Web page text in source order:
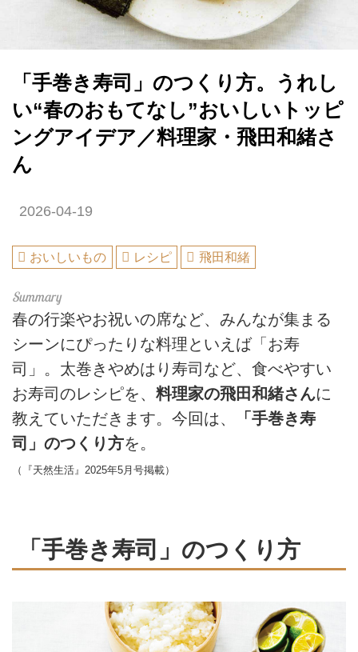
「手巻き寿司」のつくり方。うれし
い“春のおもてなし”おいしいトッピ
ングアイデア／料理家・飛田和緒さ
ん
2026-04-19
おいしいもの レシピ 飛田和緒
春の行楽やお祝いの席など、みんなが集まる
シーンにぴったりな料理といえば「お寿
司」。太巻きやめはり寿司など、食べやすい
お寿司のレシピを、 料理家の飛田和緒さんに
教えていただきます。今回は、
「手巻き寿
司」のつくり方を。
（『天然生活』2025年5月号掲載）
「手巻き寿司」のつくり方